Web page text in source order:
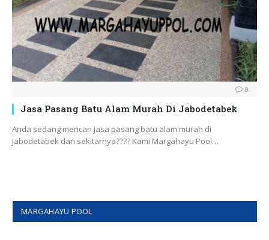
0
Jasa Pasang Batu Alam Murah Di Jabodetabek
Anda sedang mencari jasa pasang batu alam murah di
jabodetabek dan sekitarnya???? Kami Margahayu Pool…
MARGAHAYU POOL